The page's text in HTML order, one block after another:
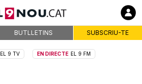
BUTLLETINS SUBSCRIU-TE
EL 9 TV EN DIRECTE EL 9 FM